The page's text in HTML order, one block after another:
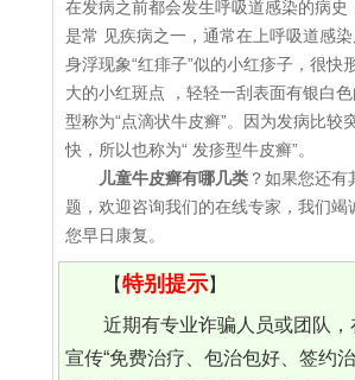
在发病之前都会发生呼吸道感染的病史
是常 见疾病之一，通常在上呼吸道感
身浮现象“红痱子”似的小红疹子，很快
大的小红斑点 ，轻轻一刮表面有银白
型称为“点滴状牛皮癣”。因为发病比较
快，所以也称为“ 发疹型牛皮癣”。
儿童牛皮癣有哪几类 ？如果您还有
题，欢迎咨询我们的在线专家，我们竭
您早日康复。
【特别提示】
近期有专业诈骗人员或团队
宣传“免费治疗、包治包好、签约